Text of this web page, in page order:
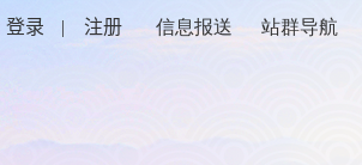
登录 | 注册